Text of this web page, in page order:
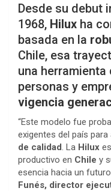
Desde su debut
1968, Hilux ha
basada en la
Chile, esa
una
personas y
vigencia
“Este modelo fue
exigentes del país para
de calidad. La Hilux
productivo en Chile y
esencia hacia un
Funés, director